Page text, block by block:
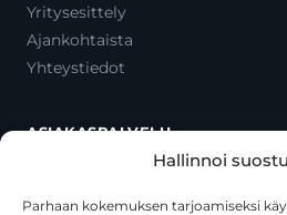
Hallinnoi
Parhaan kokemuksen tarjoamiseksi
Yritysesittely
Ajankohtaista
Yhteystiedot
ASIAKASPALVELU
Oma tili